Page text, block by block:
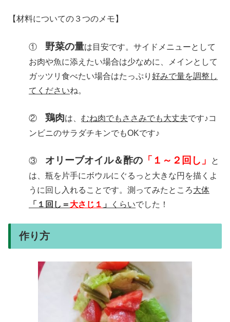
【材料についての３つのメモ】
① 野菜の量は目安です。サイドメニューとして
お肉や魚に添えたい場合は少なめに、メインとして
ガッツリ食べたい場合はたっぷり 好みで量を調整し
てくださいね。
② 鶏肉は、 むね肉でもささみでも大丈夫です♪コ
ンビニのサラダチキンでもOKです♪
③ オリーブオイル＆酢の 「１～２回し」
と
は、瓶を片手にボウルにぐるっと大きな円を描くよ
うに回し入れることです。測ってみたところ大体
「１回し＝ 大さじ１ 」 くらいでした！
作り方